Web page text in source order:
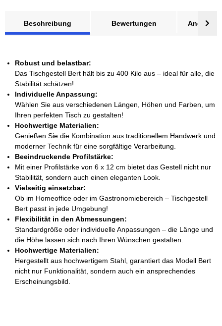
Beschreibung Bewertungen Angebot
Robust und belastbar:
Das Tischgestell Bert hält bis zu 400 Kilo aus – ideal für alle, die
Stabilität schätzen!
Individuelle Anpassung:
Wählen Sie aus verschiedenen Längen, Höhen und Farben, um
Ihren perfekten Tisch zu gestalten!
Hochwertige Materialien:
Genießen Sie die Kombination aus traditionellem Handwerk und
moderner Technik für eine sorgfältige Verarbeitung.
Beeindruckende Profilstärke:
Mit einer Profilstärke von 6 x 12 cm bietet das Gestell nicht nur
Stabilität, sondern auch einen eleganten Look.
Vielseitig einsetzbar:
Ob im Homeoffice oder im Gastronomiebereich – Tischgestell
Bert passt in jede Umgebung!
Flexibilität in den Abmessungen:
Standardgröße oder individuelle Anpassungen – die Länge und
die Höhe lassen sich nach Ihren Wünschen gestalten.
Hochwertige Materialien:
Hergestellt aus hochwertigem Stahl, garantiert das Modell Bert
nicht nur Funktionalität, sondern auch ein ansprechendes
Erscheinungsbild.